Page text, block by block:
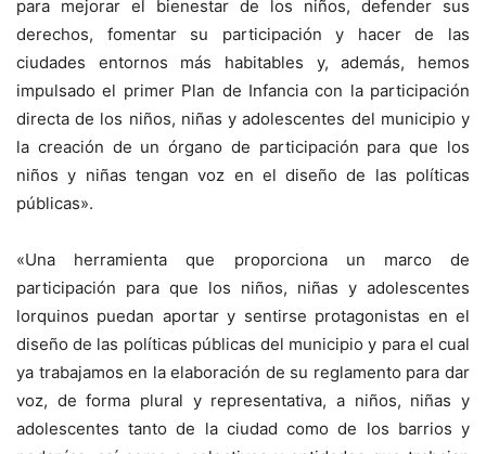
para mejorar el bienestar de los niños, defender sus
derechos, fomentar su participación y hacer de las
ciudades entornos más habitables y, además, hemos
impulsado el primer Plan de Infancia con la participación
directa de los niños, niñas y adolescentes del municipio y
la creación de un órgano de participación para que los
niños y niñas tengan voz en el diseño de las políticas
públicas».
«Una herramienta que proporciona un marco de
participación para que los niños, niñas y adolescentes
lorquinos puedan aportar y sentirse protagonistas en el
diseño de las políticas públicas del municipio y para el cual
ya trabajamos en la elaboración de su reglamento para dar
voz, de forma plural y representativa, a niños, niñas y
adolescentes tanto de la ciudad como de los barrios y